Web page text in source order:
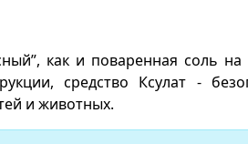
как и поваренная соль
средство Ксулат -
и животных.